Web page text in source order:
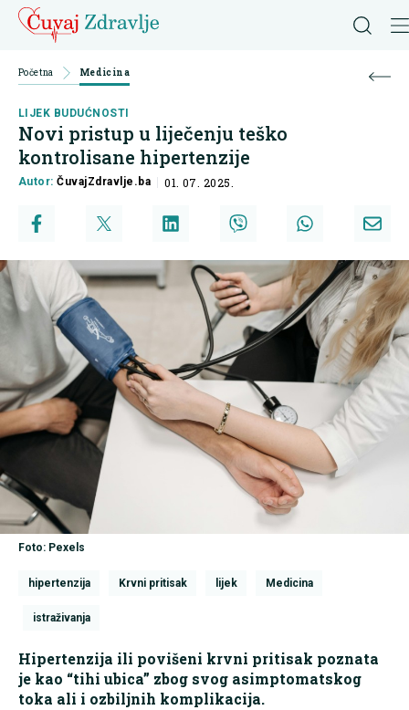
Početna Medicina
LIJEK BUDUĆNOSTI
Novi pristup u liječenju teško
kontrolisane hipertenzije
Autor:ČuvajZdravlje.ba 01. 07. 2025.
Foto: Pexels
hipertenzija Krvni pritisak lijek Medicina
istraživanja
Hipertenzija ili povišeni krvni pritisak poznata
je kao “tihi ubica” zbog svog asimptomatskog
toka ali i ozbiljnih komplikacija.